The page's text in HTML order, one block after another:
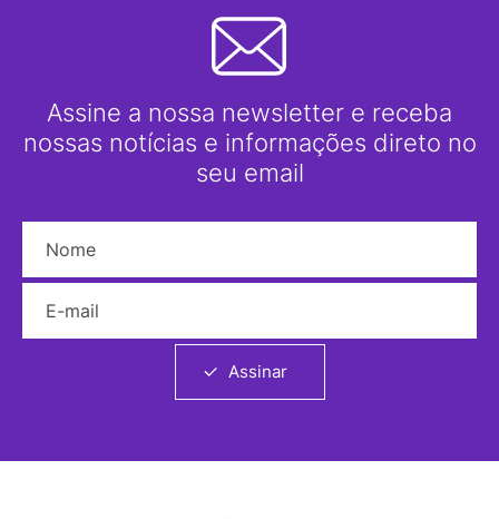
Assine a nossa newsletter e receba
nossas notícias e informações direto no
seu email
Assinar